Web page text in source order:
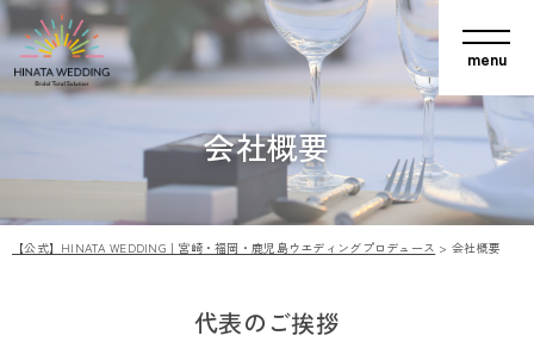
会社概要
【公式】HINATA WEDDING｜宮崎・福岡・鹿児島ウエディングプロデュース >会社概要
代表のご挨拶